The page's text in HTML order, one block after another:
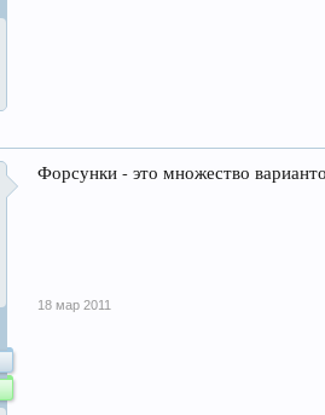
Форсунки - это множество
18 мар 2011